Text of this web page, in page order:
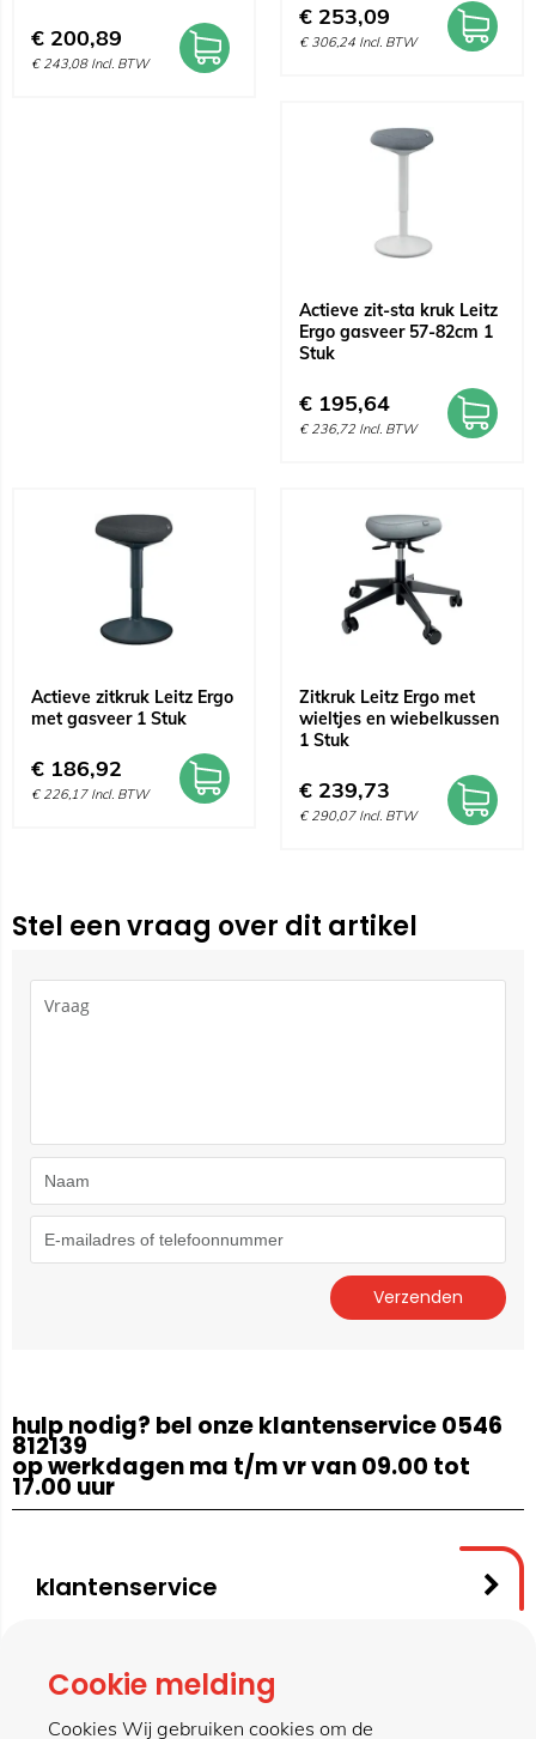
€ 200,89
€ 243,08 Incl. BTW
€ 253,09
€ 306,24 Incl. BTW
Actieve zit-sta kruk Leitz
Ergo gasveer 57-82cm 1
Stuk
€ 195,64
€ 236,72 Incl. BTW
Actieve zitkruk Leitz Ergo
met gasveer 1 Stuk
€ 186,92
€ 226,17 Incl. BTW
Zitkruk Leitz Ergo met
wieltjes en wiebelkussen
1 Stuk
€ 239,73
€ 290,07 Incl. BTW
Stel een vraag over dit artikel
hulp nodig? bel onze klantenservice 0546
812139
op werkdagen ma t/m vr van 09.00 tot
17.00 uur
klantenservice
contact
Cookie melding
Cookies Wij gebruiken cookies om de